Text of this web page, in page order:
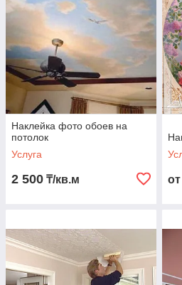
Наклейка фото обоев на
потолок
Услуга
2 500 ₸/кв.м от